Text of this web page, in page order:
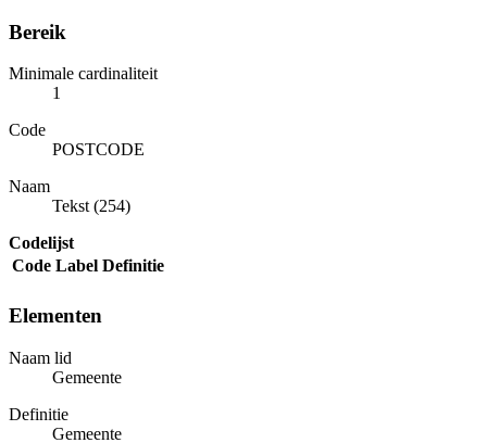
Bereik
Minimale cardinaliteit
1
Code
POSTCODE
Naam
Tekst (254)
Codelijst
Code Label Definitie
Elementen
Naam lid
Gemeente
Definitie
Gemeente